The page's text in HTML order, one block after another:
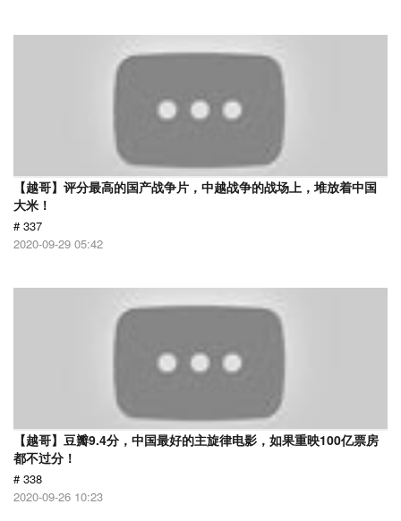
【越哥】评分最高的国产战争片，中越战争的战场上，堆放着中国
大米！
# 337
2020-09-29 05:42
【越哥】豆瓣9.4分，中国最好的主旋律电影，如果重映100亿票房
都不过分！
# 338
2020-09-26 10:23